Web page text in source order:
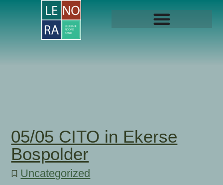
05/05 CITO in Ekerse
Bospolder
Uncategorized